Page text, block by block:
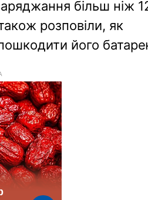
більш ніж
розповіли, як
його